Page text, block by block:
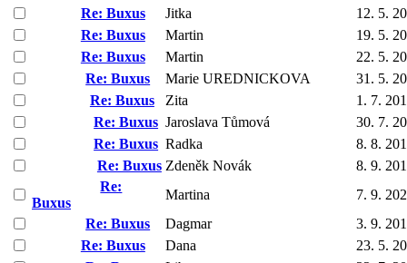
Re: Buxus
Jitka
12. 5.
Re: Buxus
Martin
19. 5.
Re: Buxus
Martin
22. 5.
Re: Buxus
Marie UREDNICKOVA
31. 5.
Re: Buxus
Zita
1. 7.
Re: Buxus Jaroslava Tůmová
30. 7.
Re: Buxus Radka
8. 8.
Re: Buxus Zdeněk Novák
8. 9.
Re:
Buxus
Martina
7. 9.
Re: Buxus
Dagmar
3. 9.
Re: Buxus
Dana
23. 5.